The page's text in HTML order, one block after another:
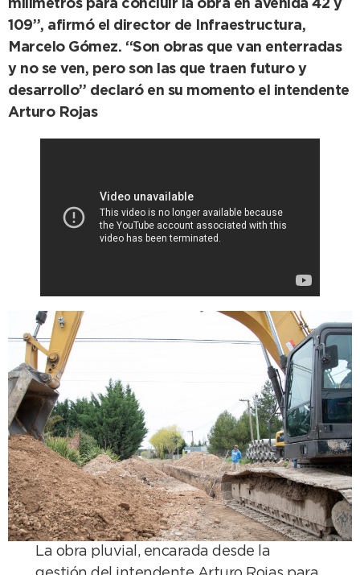
milímetros para concluir la obra en avenida 42 y
109”, afirmó el director de Infraestructura,
Marcelo Gómez. “Son obras que van enterradas
y no se ven, pero son las que traen futuro y
desarrollo” declaró en su momento el intendente
Arturo Rojas
La obra pluvial, encarada desde la